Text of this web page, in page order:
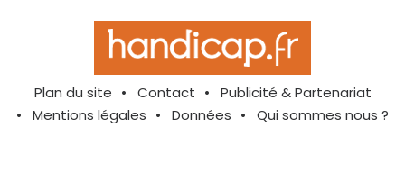
Plan du site Contact
Publicité & Partenariat
Mentions légales
Données Qui sommes nous ?